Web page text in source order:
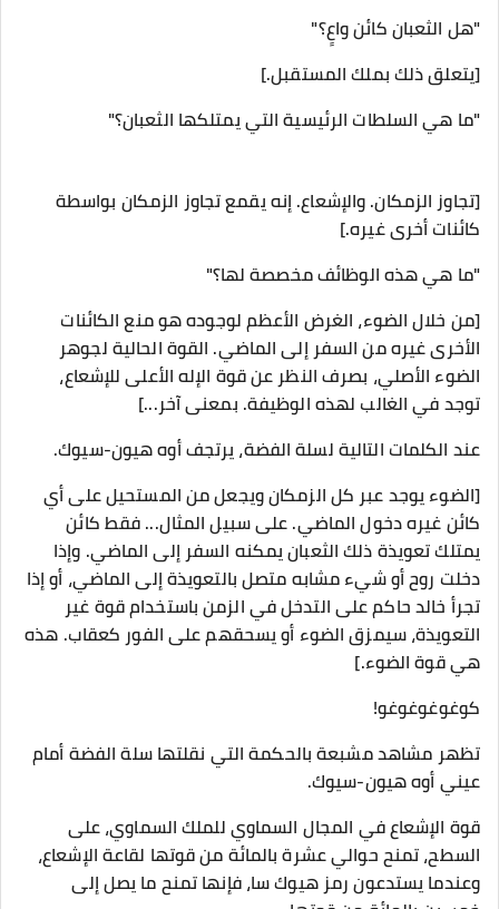
"هل الثعبان كائن واعٍ؟"
[يتعلق ذلك بملك المستقبل.]
"ما هي السلطات الرئيسية التي يمتلكها الثعبان؟"
[تجاوز الزمكان. والإشعاع. إنه يقمع تجاوز الزمكان بواسطة
كائنات أخرى غيره.]
"ما هي هذه الوظائف مخصصة لها؟"
[من خلال الضوء، الغرض الأعظم لوجوده هو منع الكائنات
الأخرى غيره من السفر إلى الماضي. القوة الحالية لجوهر
الضوء الأصلي، بصرف النظر عن قوة الإله الأعلى للإشعاع،
توجد في الغالب لهذه الوظيفة. بمعنى آخر...]
عند الكلمات التالية لسلة الفضة، يرتجف أوه هيون-سيوك.
[الضوء يوجد عبر كل الزمكان ويجعل من المستحيل على أي
كائن غيره دخول الماضي. على سبيل المثال... فقط كائن
يمتلك تعويذة ذلك الثعبان يمكنه السفر إلى الماضي. وإذا
دخلت روح أو شيء مشابه متصل بالتعويذة إلى الماضي، أو إذا
تجرأ خالد حاكم على التدخل في الزمن باستخدام قوة غير
التعويذة، سيمزق الضوء أو يسحقهم على الفور كعقاب. هذه
هي قوة الضوء.]
كوغوغوغوغو!
تظهر مشاهد مشبعة بالحكمة التي نقلتها سلة الفضة أمام
عيني أوه هيون-سيوك.
قوة الإشعاع في المجال السماوي للملك السماوي، على
السطح، تمنح حوالي عشرة بالمائة من قوتها لقاعة الإشعاع،
وعندما يستدعون رمز هيوك سا، فإنها تمنح ما يصل إلى